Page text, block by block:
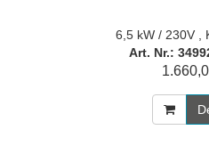
6,5 kW / 230V ,
Art. Nr.: